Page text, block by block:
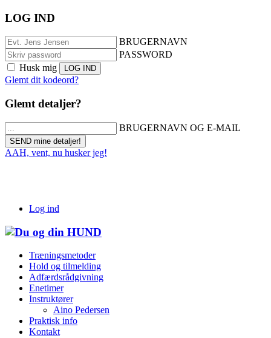
LOG IND
BRUGERNAVN
PASSWORD
Husk mig
Glemt dit kodeord?
Glemt detaljer?
BRUGERNAVN OG E-MAIL
AAH, vent, nu husker jeg!
Log ind
Træningsmetoder
Hold og tilmelding
Adfærdsrådgivning
Enetimer
Instruktører
Aino Pedersen
Praktisk info
Kontakt